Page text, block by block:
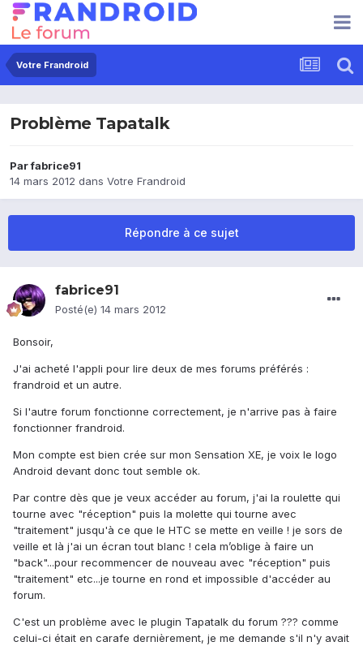
Votre Frandroid
Problème Tapatalk
Parfabrice91
14 mars 2012 dans Votre Frandroid
Répondre à ce sujet
fabrice91
Posté(e) 14 mars 2012
Bonsoir,
J'ai acheté l'appli pour lire deux de mes forums préférés :
frandroid et un autre.
Si l'autre forum fonctionne correctement, je n'arrive pas à faire
fonctionner frandroid.
Mon compte est bien crée sur mon Sensation XE, je voix le logo
Android devant donc tout semble ok.
Par contre dès que je veux accéder au forum, j'ai la roulette qui
tourne avec "réception" puis la molette qui tourne avec
"traitement" jusqu'à ce que le HTC se mette en veille ! je sors de
veille et là j'ai un écran tout blanc ! cela m’oblige à faire un
"back"...pour recommencer de nouveau avec "réception" puis
"traitement" etc...je tourne en rond et impossible d'accéder au
forum.
C'est un problème avec le plugin Tapatalk du forum ??? comme
celui-ci était en carafe dernièrement, je me demande s'il n'y avait